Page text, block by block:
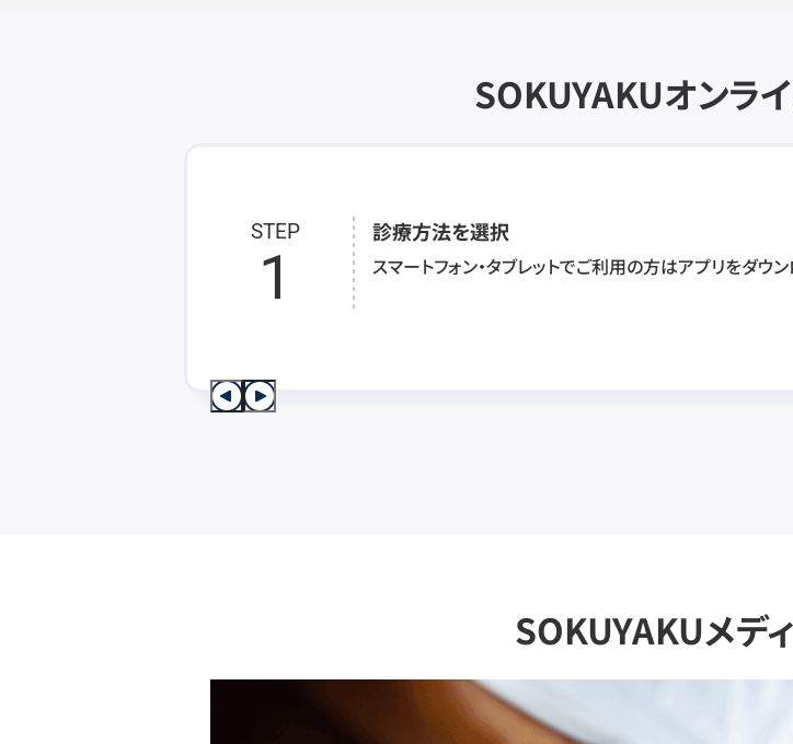
SOKUYAKUオンラ
STEP
1
診療方法を選択
スマートフォン・タブレットでご利用の方はアプリをダウン
SOKUYAKUメデ